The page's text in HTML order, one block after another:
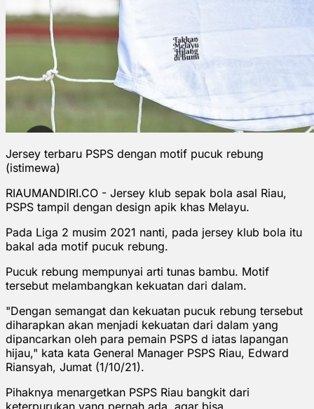
Jersey terbaru PSPS dengan motif pucuk rebung
(istimewa)
RIAUMANDIRI.CO - Jersey klub sepak bola asal Riau,
PSPS tampil dengan design apik khas Melayu.
Pada Liga 2 musim 2021 nanti, pada jersey klub bola itu
bakal ada motif pucuk rebung.
Pucuk rebung mempunyai arti tunas bambu. Motif
tersebut melambangkan kekuatan dari dalam.
"Dengan semangat dan kekuatan pucuk rebung tersebut
diharapkan akan menjadi kekuatan dari dalam yang
dipancarkan oleh para pemain PSPS d iatas lapangan
hijau," kata kata General Manager PSPS Riau, Edward
Riansyah, Jumat (1/10/21).
Pihaknya menargetkan PSPS Riau bangkit dari
keterpurukan yang pernah ada, agar bisa